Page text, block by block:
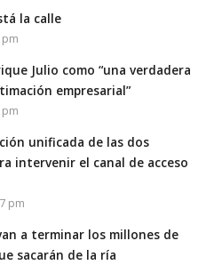
la calle
Julio como “una verdadera
empresarial”
unificada de las dos
intervenir el canal de acceso
pm
a terminar los millones de
sacarán de la ría